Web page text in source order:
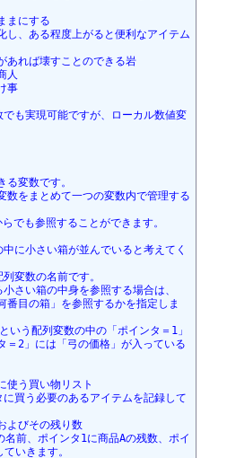
まにする
し、ある程度上がると便利なアイテム
あれば壊すことのできる岩
人
事
変数です。
数をまとめて一つの変数内で管理する
でも参照することができます。
変数の名前です。
番目の箱」を参照するかを指定しま
＝2」には「弓の価格」が入っている
使う買い物リスト
よびその残り数